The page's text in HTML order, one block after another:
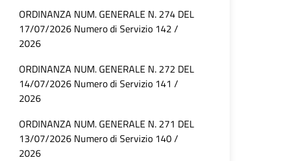
ORDINANZA NUM. GENERALE N. 274 DEL
17/07/2026 Numero di Servizio 142 /
2026
ORDINANZA NUM. GENERALE N. 272 DEL
14/07/2026 Numero di Servizio 141 /
2026
ORDINANZA NUM. GENERALE N. 271 DEL
13/07/2026 Numero di Servizio 140 /
2026